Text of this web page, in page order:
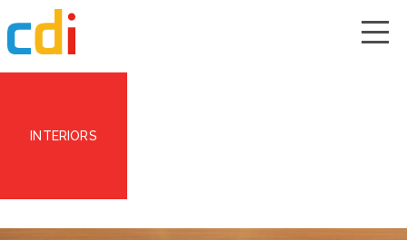
INTERIORS